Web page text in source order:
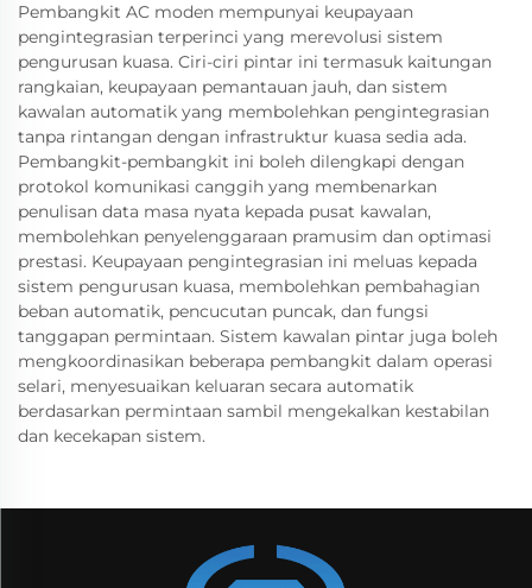
Pembangkit AC moden mempunyai keupayaan
pengintegrasian terperinci yang merevolusi sistem
pengurusan kuasa. Ciri-ciri pintar ini termasuk kaitungan
rangkaian, keupayaan pemantauan jauh, dan sistem
kawalan automatik yang membolehkan pengintegrasian
tanpa rintangan dengan infrastruktur kuasa sedia ada.
Pembangkit-pembangkit ini boleh dilengkapi dengan
protokol komunikasi canggih yang membenarkan
penulisan data masa nyata kepada pusat kawalan,
membolehkan penyelenggaraan pramusim dan optimasi
prestasi. Keupayaan pengintegrasian ini meluas kepada
sistem pengurusan kuasa, membolehkan pembahagian
beban automatik, pencucutan puncak, dan fungsi
tanggapan permintaan. Sistem kawalan pintar juga boleh
mengkoordinasikan beberapa pembangkit dalam operasi
selari, menyesuaikan keluaran secara automatik
berdasarkan permintaan sambil mengekalkan kestabilan
dan kecekapan sistem.